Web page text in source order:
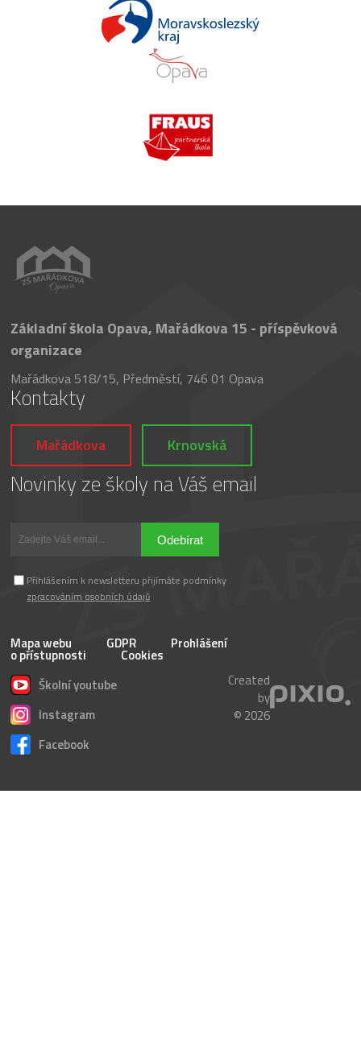
Základní škola Opava, Mařádkova 15 - příspěvková
organizace
Mařádkova 518/15, Předměstí, 746 01 Opava
Kontakty
Mařádkova Krnovská
Novinky ze školy na Váš email
Odebírat
Přihlášením k newsletteru přijímáte podmínky
zpracováním osobních údajů
Mapa webu GDPR Prohlášení
o přístupnosti
Cookies
Školní youtube
Instagram
Facebook
Created
by
© 2026